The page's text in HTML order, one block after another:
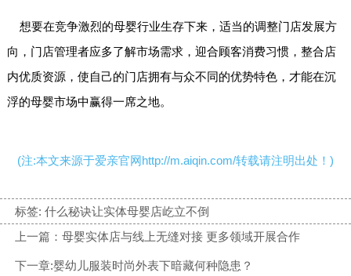
想要在竞争激烈的母婴行业生存下来，适当的调整门店发展方
向，门店管理者应多了解市场需求，迎合顾客消费习惯，整合店
内优质资源，使自己的门店拥有与众不同的优势特色，才能在沉
浮的母婴市场中赢得一席之地。
(注:本文来源于爱亲官网http://m.aiqin.com/转载请注明出处！)
标签: 什么秘诀让实体母婴店屹立不倒
上一篇：母婴实体店与线上无缝对接 更多领域开展合作
下一章:婴幼儿服装时尚外表下暗藏何种隐患？